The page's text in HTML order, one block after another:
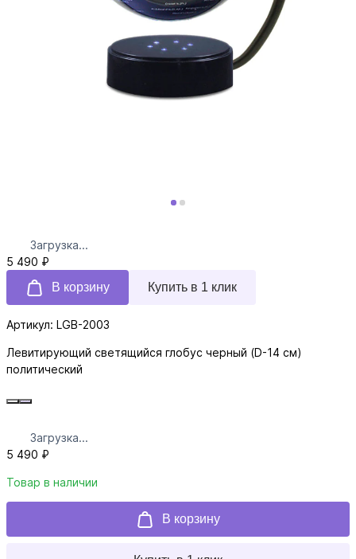
Загрузка...
5 490 ₽
В корзину
Купить в 1 клик
Артикул: LGB-2003
Левитирующий светящийся глобус черный (D-14 см)
политический
Загрузка...
5 490 ₽
Товар в наличии
В корзину